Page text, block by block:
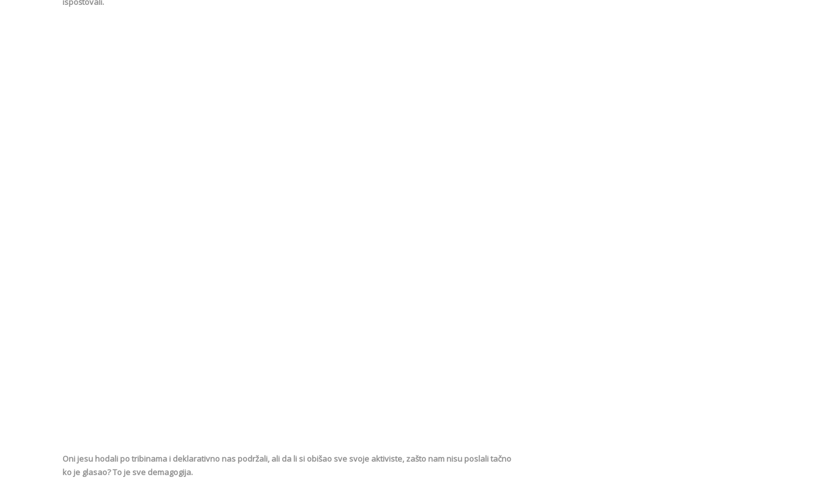
Oni jesu hodali po tribinama i deklarativno nas podržali, ali da li si obišao sve svoje aktiviste, zašto nam nisu poslali tačno
ko je glasao? To je sve demagogija.